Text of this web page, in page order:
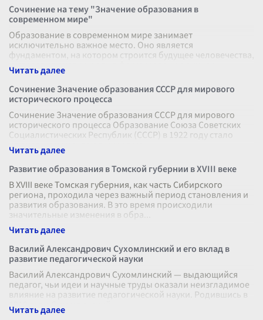
Сочинение на тему "Значение образования в
современном мире"
Образование в современном мире занимает
исключительно важное место. Оно является
фундаментом, на котором строится будущее человечества,
и играет ключевую роль в формировании личнос
Сочинение Значение образования СССР для мирового
исторического процесса
Сочинение Значение образования СССР для мирового
исторического процесса Образование Союза Советских
Социалистических Республик (СССР) в 1922 году стало
ключевым моментом в мировом
Развитие образования в Томской губернии в XVIII веке
В XVIII веке Томская губерния, как часть Сибирского
региона, проходила через важный период становления и
развития образования. В это время происходили
значительные изменения в обра
Василий Александрович Сухомлинский и его вклад в
развитие педагогической науки
Василий Александрович Сухомлинский — выдающийся
педагог, чьи идеи и научные труды оказали неизгладимое
влияние на развитие педагогической науки. Родившись в
1918 году, Сухомлинский